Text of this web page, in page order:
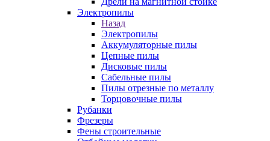
Электропилы
Назад
Электропилы
Аккумуляторные пилы
Цепные пилы
Дисковые пилы
Сабельные пилы
Пилы отрезные по металлу
Торцовочные пилы
Рубанки
Фрезеры
Фены строительные